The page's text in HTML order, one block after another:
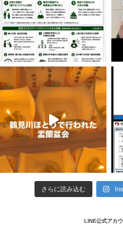
さらに読み込む
LINE公式アカ